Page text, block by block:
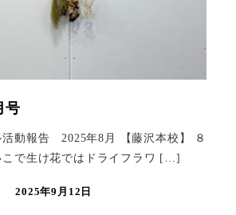
号
活動報告 2025年8月 【藤沢本校】 ８
こで生け花ではドライフラワ […]
2025年9月12日